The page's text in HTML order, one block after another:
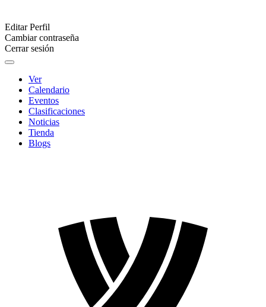
Editar Perfil
Cambiar contraseña
Cerrar sesión
Ver
Calendario
Eventos
Clasificaciones
Noticias
Tienda
Blogs